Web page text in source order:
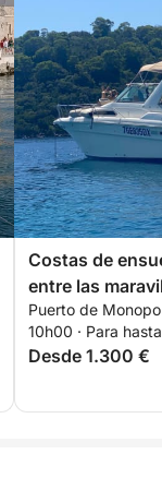
Costas de
entre las
y Monopoli
Puerto de
10h00 · Para
Desde 1.300 €